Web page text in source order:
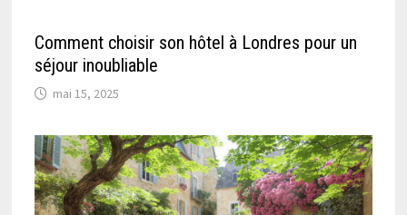
Comment choisir son hôtel à Londres pour un
séjour inoubliable
mai 15, 2025